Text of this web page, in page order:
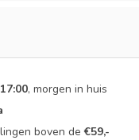
17:00, morgen in huis
boven de€59,-